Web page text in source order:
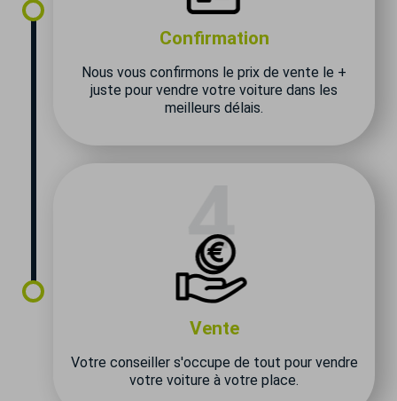
Confirmation
Nous vous confirmons le prix de vente le +
juste pour vendre votre voiture dans les
meilleurs délais.
Vente
Votre conseiller s'occupe de tout pour vendre
votre voiture à votre place.